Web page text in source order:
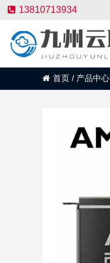
13810713934
首页 / 产品中心